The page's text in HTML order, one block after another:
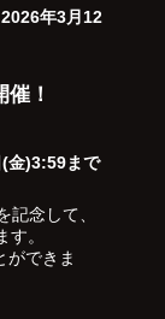
年3月12
！
金)3:59まで
記念して、
。
ができま